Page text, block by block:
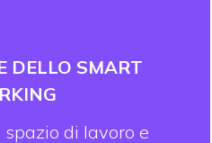
DELLO SMART
di lavoro e